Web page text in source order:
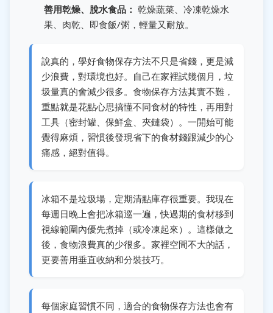
善用乾燥、脫水食品： 乾燥蔬菜、冷凍乾燥水
果、肉乾、即食飯/粥，輕量又耐放。
說真的，學好食物保存方法不只是省錢，更是減
少浪費，對環境也好。自己在家裡試幾個月，垃
圾量真的會減少很多。食物保存方法其實不難，
重點就是花點心思搞懂不同食材的特性，再用對
工具（密封罐、保鮮盒、夾鏈袋）。一開始可能
覺得麻煩，習慣後發現省下的食材錢跟減少的心
痛感，絕對值得。
冰箱不是垃圾場，定期清點庫存很重要。我現在
每週日晚上會把冰箱巡一遍，快過期的食材移到
視線範圍內優先煮掉（或冷凍起來）。這樣做之
後，食物浪費真的少很多。家裡空間不大的話，
更要善用垂直收納和分裝技巧。
每個家庭習慣不同，適合的食物保存方法也會有